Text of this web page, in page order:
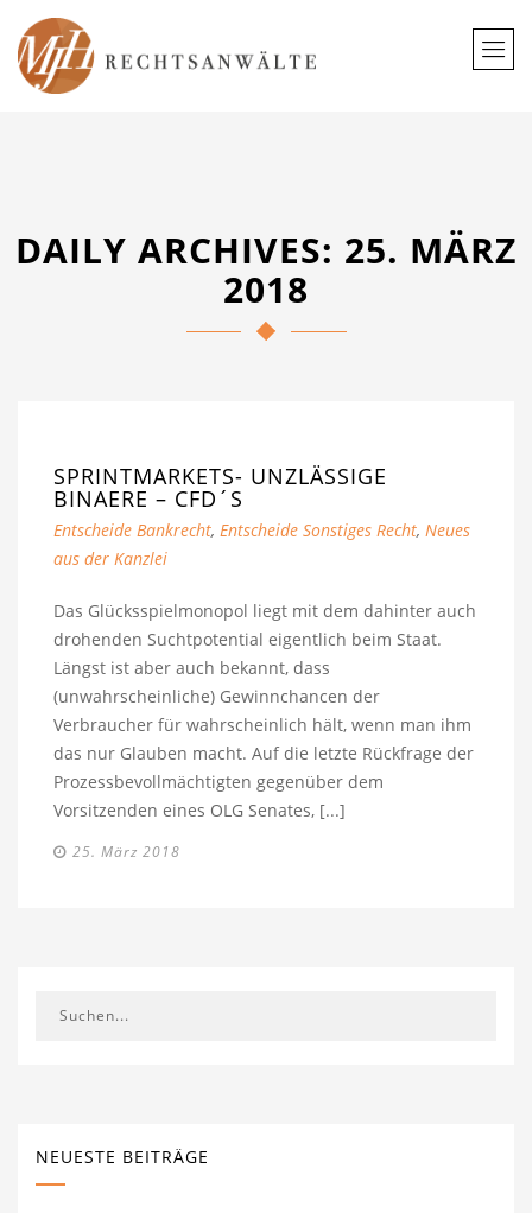
DAILY ARCHIVES: 25. MÄRZ
2018
SPRINTMARKETS- UNZLÄSSIGE
BINAERE – CFD´S
Entscheide Bankrecht, Entscheide Sonstiges Recht, Neues
aus der Kanzlei
Das Glücksspielmonopol liegt mit dem dahinter auch
drohenden Suchtpotential eigentlich beim Staat.
Längst ist aber auch bekannt, dass
(unwahrscheinliche) Gewinnchancen der
Verbraucher für wahrscheinlich hält, wenn man ihm
das nur Glauben macht. Auf die letzte Rückfrage der
Prozessbevollmächtigten gegenüber dem
Vorsitzenden eines OLG Senates, [...]
25. März 2018
NEUESTE BEITRÄGE